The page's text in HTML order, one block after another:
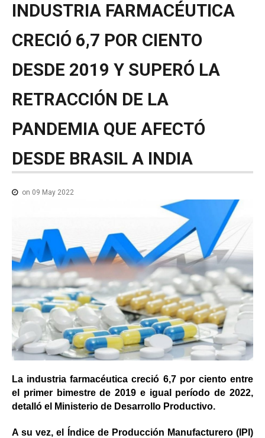
NOTICIAS MEDICAMENTOS
CONTACTO
INDUSTRIA FARMACÉUTICA
CRECIÓ 6,7 POR CIENTO
DESDE 2019 Y SUPERÓ LA
RETRACCIÓN DE LA
PANDEMIA QUE AFECTÓ
DESDE BRASIL A INDIA
on 09 May 2022
La industria farmacéutica creció 6,7 por ciento entre
el primer bimestre de 2019 e igual período de 2022,
detalló el Ministerio de Desarrollo Productivo.
A su vez, el Índice de Producción Manufacturero (IPI)